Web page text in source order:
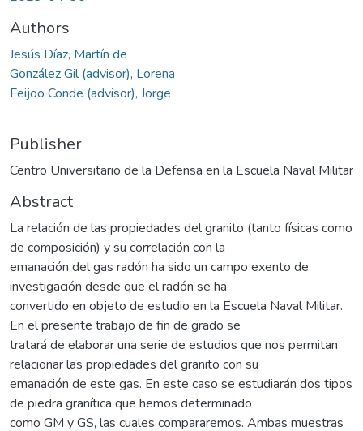
Authors
Jesús Díaz, Martín de
González Gil (advisor), Lorena
Feijoo Conde (advisor), Jorge
Publisher
Centro Universitario de la Defensa en la Escuela Naval Militar
Abstract
La relación de las propiedades del granito (tanto físicas como
de composición) y su correlación con la
emanación del gas radón ha sido un campo exento de
investigación desde que el radón se ha
convertido en objeto de estudio en la Escuela Naval Militar.
En el presente trabajo de fin de grado se
tratará de elaborar una serie de estudios que nos permitan
relacionar las propiedades del granito con su
emanación de este gas. En este caso se estudiarán dos tipos
de piedra granítica que hemos determinado
como GM y GS, las cuales compararemos. Ambas muestras